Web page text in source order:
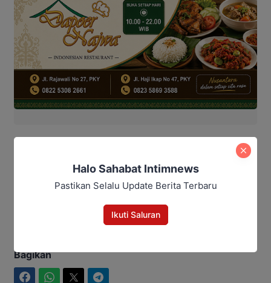
Bawaslu Katingan Minta KPU
Perkuat Validitas Data Pemilih
Bagikan
Halo Sahabat Intimnews
Pastikan Selalu Update Berita Terbaru
Ikuti Saluran